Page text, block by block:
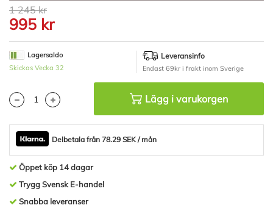
Hoppa
till
början
av
bildgalleriet
1 245 kr
995 kr
Lagersaldo
Skickas Vecka 32
Leveransinfo
Endast 69kr i frakt inom Sverige
Lägg i varukorgen
Delbetala från 78.29 SEK / mån
Öppet köp 14 dagar
Trygg Svensk E-handel
Snabba leveranser